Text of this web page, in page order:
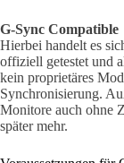
G-Sync Compatible
Hierbei handelt es
offiziell getestet und
kein proprietäres
Synchronisierung.
Monitore auch ohne
später mehr.